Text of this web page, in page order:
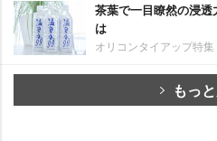
茶葉で一目瞭然の浸
は
オリコンタイアップ特集
もっ